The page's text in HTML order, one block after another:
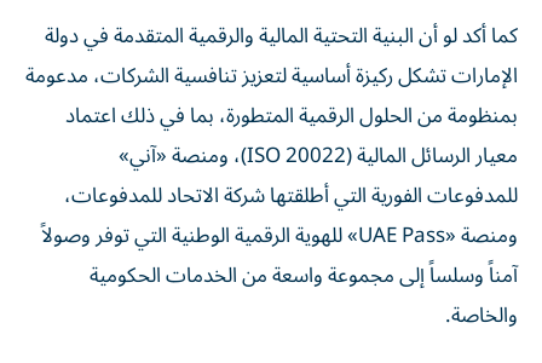
كما أكد لو أن البنية التحتية المالية والرقمية المتقدمة في دولة
الإمارات تشكل ركيزة أساسية لتعزيز تنافسية الشركات، مدعومة
بمنظومة من الحلول الرقمية المتطورة، بما في ذلك اعتماد
معيار الرسائل المالية (ISO 20022)، ومنصة «آني»
للمدفوعات الفورية التي أطلقتها شركة الاتحاد للمدفوعات،
ومنصة «UAE Pass» للهوية الرقمية الوطنية التي توفر وصولاً
آمناً وسلساً إلى مجموعة واسعة من الخدمات الحكومية
والخاصة.